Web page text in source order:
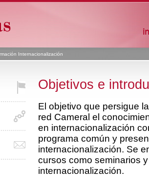
Internacionalización
Objetivos e
El objetivo que persigue
red Cameral el
en internacionalización
programa común y
internacionalización. Se
cursos como seminarios
internacionalización.